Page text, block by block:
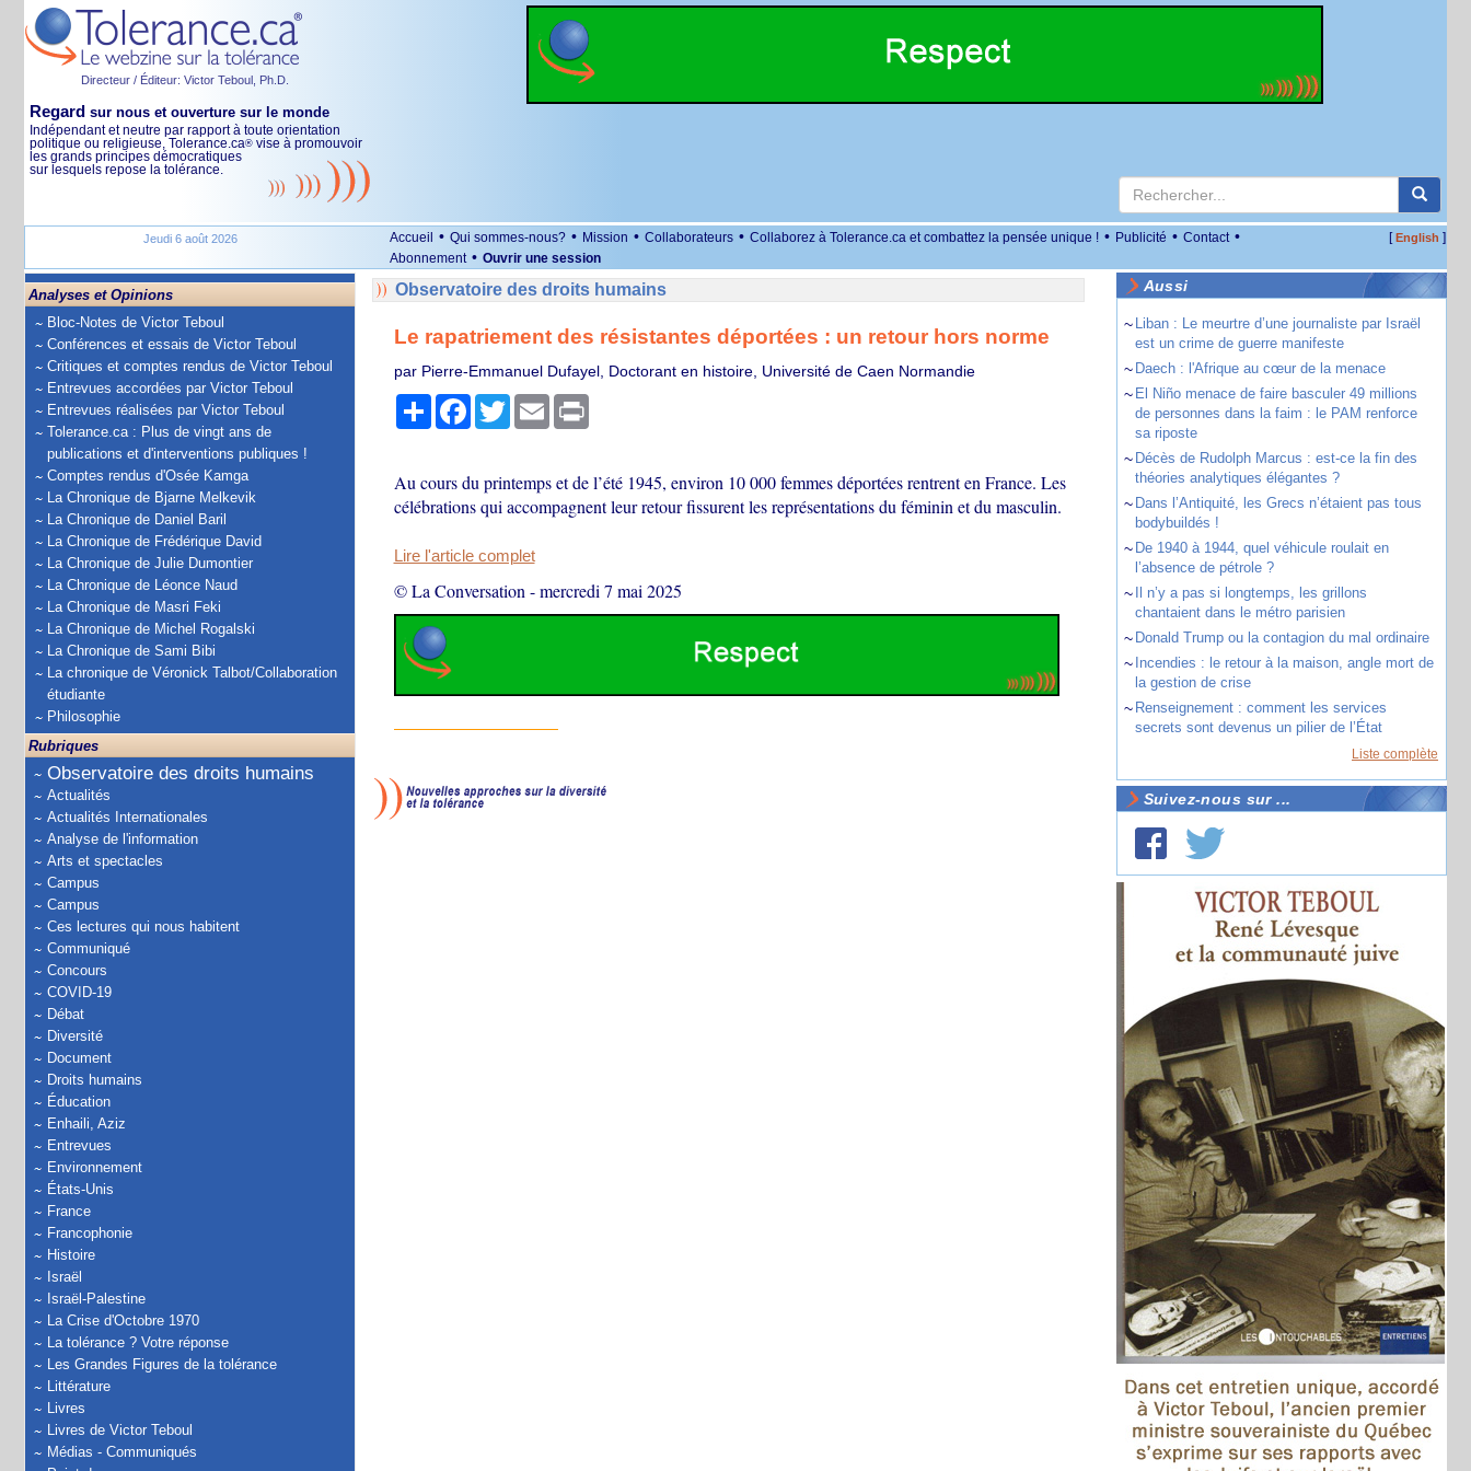
Directeur / Éditeur: Victor Teboul, Ph.D.
Regard sur nous et ouverture sur le monde
Indépendant et neutre par rapport à toute orientation
politique ou religieuse, Tolerance.ca® vise à promouvoir
les grands principes démocratiques
sur lesquels repose la tolérance.
Jeudi 6 août 2026 Accueil • Qui sommes-nous? • Mission • Collaborateurs • Collaborez à Tolerance.ca et combattez la pensée unique ! • Publicité • Contact •
Abonnement • Ouvrir une session
[English ]
Analyses et Opinions
Bloc-Notes de Victor Teboul
Conférences et essais de Victor Teboul
Critiques et comptes rendus de Victor Teboul
Entrevues accordées par Victor Teboul
Entrevues réalisées par Victor Teboul
Tolerance.ca : Plus de vingt ans de
publications et d'interventions publiques !
Comptes rendus d'Osée Kamga
La Chronique de Bjarne Melkevik
La Chronique de Daniel Baril
La Chronique de Frédérique David
La Chronique de Julie Dumontier
La Chronique de Léonce Naud
La Chronique de Masri Feki
La Chronique de Michel Rogalski
La Chronique de Sami Bibi
La chronique de Véronick Talbot/Collaboration
étudiante
Philosophie
Rubriques
Observatoire des droits humains
Actualités
Actualités Internationales
Analyse de l'information
Arts et spectacles
Campus
Campus
Ces lectures qui nous habitent
Communiqué
Concours
COVID-19
Débat
Diversité
Document
Droits humains
Éducation
Enhaili, Aziz
Entrevues
Environnement
États-Unis
France
Francophonie
Histoire
Israël
Israël-Palestine
La Crise d'Octobre 1970
La tolérance ? Votre réponse
Les Grandes Figures de la tolérance
Littérature
Livres
Livres de Victor Teboul
Médias - Communiqués
Observatoire des droits humains
Le rapatriement des résistantes déportées : un retour hors norme
par Pierre-Emmanuel Dufayel, Doctorant en histoire, Université de Caen Normandie
PartagerFacebook
TwitterEmail Print
Au cours du printemps et de l’été 1945, environ 10 000 femmes déportées rentrent en France. Les
célébrations qui accompagnent leur retour fissurent les représentations du féminin et du masculin.
Lire l'article complet
© La Conversation -mercredi 7 mai 2025
Aussi
~ Liban : Le meurtre d’une journaliste par Israël
est un crime de guerre manifeste
~ Daech : l'Afrique au cœur de la menace
~ El Niño menace de faire basculer 49 millions
de personnes dans la faim : le PAM renforce
sa riposte
~ Décès de Rudolph Marcus : est-ce la fin des
théories analytiques élégantes ?
~ Dans l’Antiquité, les Grecs n’étaient pas tous
bodybuildés !
~ De 1940 à 1944, quel véhicule roulait en
l’absence de pétrole ?
~
Il n’y a pas si longtemps, les grillons
chantaient dans le métro parisien
~ Donald Trump ou la contagion du mal ordinaire
~ Incendies : le retour à la maison, angle mort de
la gestion de crise
~ Renseignement : comment les services
secrets sont devenus un pilier de l’État
Liste complète
Suivez-nous sur ...